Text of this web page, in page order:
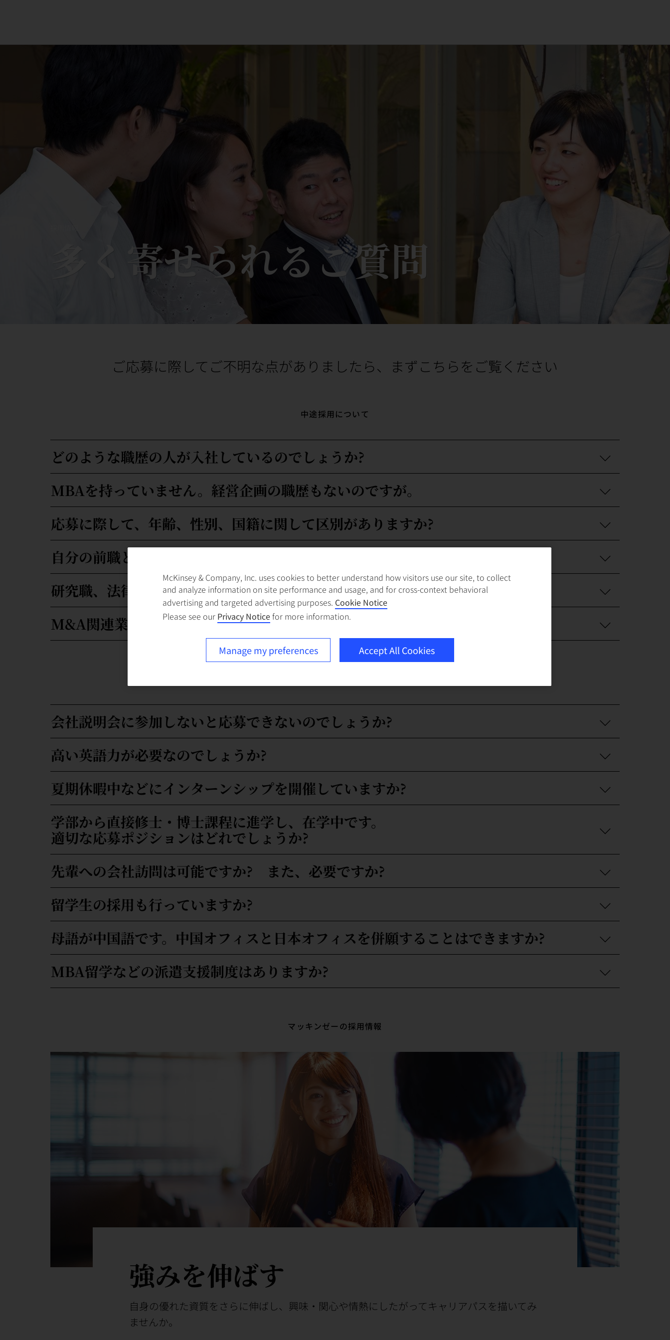
多く寄せられるご質問
ご応募に際してご不明な点がありましたら、まずこちらをご覧ください
中途採用について
どのような職歴の人が入社しているのでしょうか?
MBAを持っていません。経営企画の職歴もないのですが。
応募に際して、年齢、性別、国籍に関して区別がありますか?
自分の前職と関連したプロジェクトに携わるのでしょうか?
研究職、法律家など、ビジネス以外の分野からの転身のため、不安なのですが。
M&A関連業務も多いと聞きますが、投資銀行との違いは何でしょうか?
会社説明会に参加しないと応募できないのでしょうか?
高い英語力が必要なのでしょうか?
夏期休暇中などにインターンシップを開催していますか?
学部から直接修士・博士課程に進学し、在学中です。
適切な応募ポジションはどれでしょうか?
先輩への会社訪問は可能ですか? また、必要ですか?
留学生の採用も行っていますか?
母語が中国語です。中国オフィスと日本オフィスを併願することはできますか?
MBA留学などの派遣支援制度はありますか?
マッキンゼーの採用情報
強みを伸ばす
自身の優れた資質をさらに伸ばし、興味・関心や情熱にしたがってキャリアパスを描いてみ
ませんか。
McKinsey & Company, Inc. uses cookies to better understand how visitors use our site, to collect
and analyze information on site performance and usage, and for cross-context behavioral
advertising and targeted advertising purposes. Cookie Notice
Please see our Privacy Noticefor more information.
Manage my preferences Accept All Cookies